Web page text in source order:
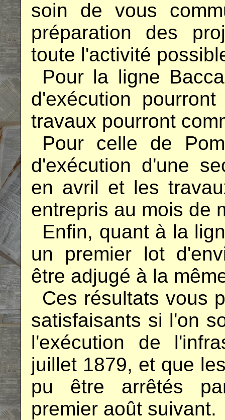
soin de vous
préparation des
toute l'activité
Pour la ligne
d'exécution
travaux pourront
Pour celle de
d'exécution d'une
en avril et les
entrepris au mois de
Enfin, quant à la
un premier lot
être adjugé à la
Ces résultats vous
satisfaisants si l'on
l'exécution de
juillet 1879, et que
pu être arrêtés
premier août suivant.